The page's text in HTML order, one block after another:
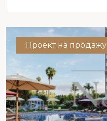
Проект на продажу